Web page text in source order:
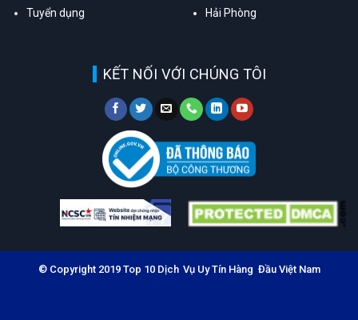
Tuyển dụng Hải Phòng
KẾT NỐI VỚI CHÚNG TÔI
© Copyright 2019 Top 10 Dịch Vụ Uy Tín Hàng Đầu Việt Nam